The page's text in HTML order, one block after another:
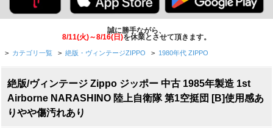
誠に勝手ながら、
8/11(火)～8/16(日)を休業とさせて頂きます。
> カテゴリ一覧 > 絶版・ヴィンテージZIPPO > 1980年代 ZIPPO
絶版/ヴィンテージ Zippo ジッポー 中古 1985年製造 1st
Airborne NARASHINO 陸上自衛隊 第1空挺団 [B]使用感あ
りやや傷汚れあり